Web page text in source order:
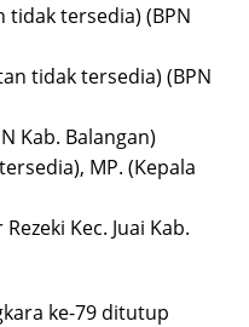
tidak tersedia) (BPN
tidak tersedia) (BPN
Kab. Balangan)
MP. (Kepala
Kec. Juai Kab.
ke-79 ditutup